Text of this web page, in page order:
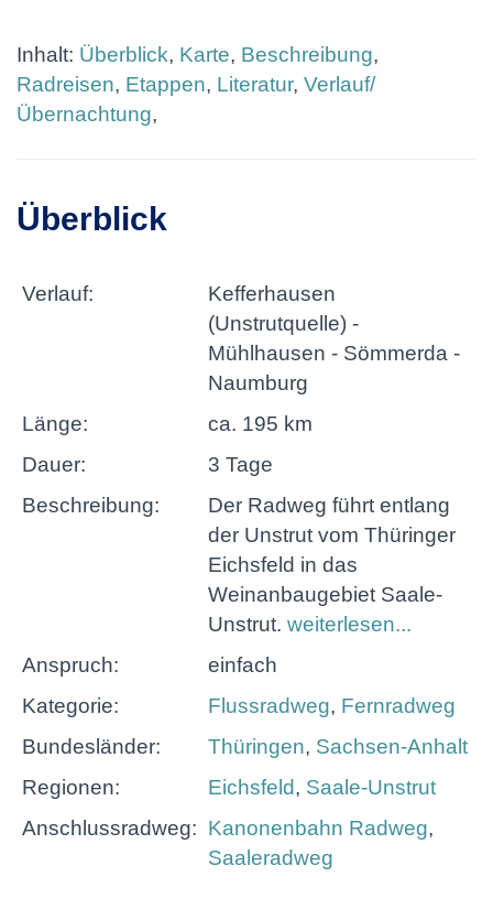
Inhalt: Überblick, Karte, Beschreibung,
Radreisen, Etappen, Literatur, Verlauf/
Übernachtung,
Überblick
Verlauf:
Kefferhausen
(Unstrutquelle) -
Mühlhausen - Sömmerda -
Naumburg
Länge:
ca. 195 km
Dauer:
3 Tage
Beschreibung:
Der Radweg führt entlang
der Unstrut vom Thüringer
Eichsfeld in das
Weinanbaugebiet Saale-
Unstrut. weiterlesen...
Anspruch:
einfach
Kategorie:
Flussradweg, Fernradweg
Bundesländer:
Thüringen, Sachsen-Anhalt
Regionen:
Eichsfeld, Saale-Unstrut
Anschlussradweg: Kanonenbahn Radweg,
Saaleradweg